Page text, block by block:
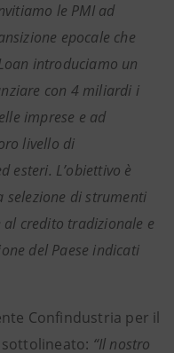
le PMI ad
epocale che
introduciamo un
con 4 miliardi i
imprese e ad
livello di
esteri. L’obiettivo è
selezione di strumenti
credito tradizionale e
del Paese indicati
Confindustria per il
sottolineato: “Il nostro